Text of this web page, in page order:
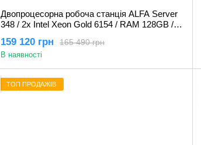
Двопроцесорна робоча станція ALFA Server
348 / 2x Intel Xeon Gold 6154 / RAM 128GB /
2000 16GB Blackwell165 490 грн
159 120 грн
В наявності
ТОП ПРОДАЖІВ